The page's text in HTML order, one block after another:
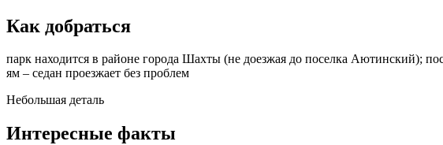
Как добраться
парк находится в районе города Шахты (не доезжая до поселка Аютинский);
ям – седан проезжает без проблем
Небольшая деталь
Интересные факты